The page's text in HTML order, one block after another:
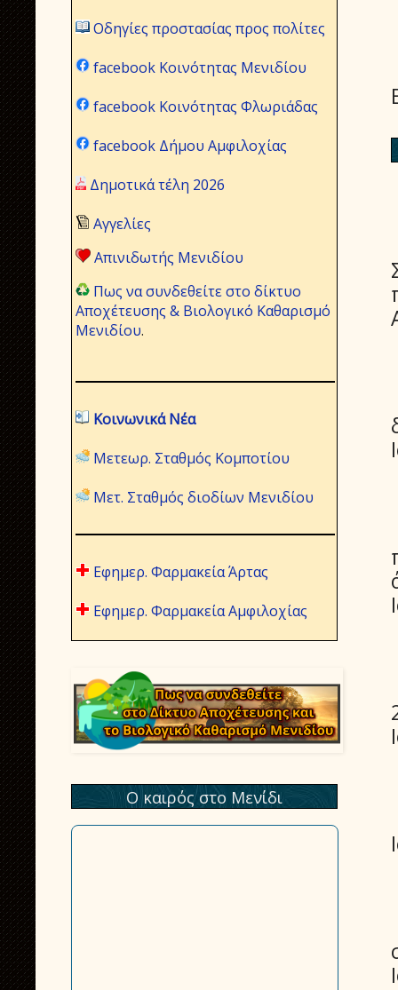
Οδηγίες προστασίας προς πολίτες
facebook Κοινότητας Μενιδίου
facebook Κοινότητας Φλωριάδας
facebook Δήμου Αμφιλοχίας
Δημοτικά τέλη 2026
Αγγελίες
Απινιδωτής Μενιδίου
Πως να συνδεθείτε στο δίκτυο
Αποχέτευσης & Βιολογικό Καθαρισμό
Μενιδίου.
Κοινωνικά Νέα
Μετεωρ. Σταθμός Κομποτίου
Μετ. Σταθμός διοδίων Μενιδίου
Εφημερ. Φαρμακεία Άρτας
Εφημερ. Φαρμακεία Αμφιλοχίας
Ο καιρός στο Μενίδι